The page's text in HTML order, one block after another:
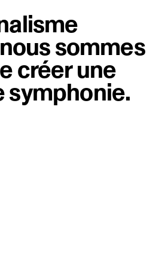
sommes
créer une